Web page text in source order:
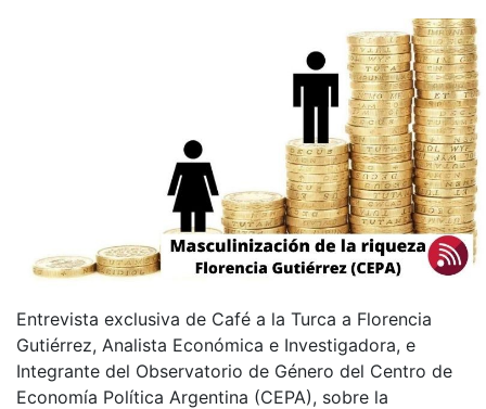
Entrevista exclusiva de Café a la Turca a Florencia
Gutiérrez, Analista Económica e Investigadora, e
Integrante del Observatorio de Género del Centro de
Economía Política Argentina (CEPA), sobre la